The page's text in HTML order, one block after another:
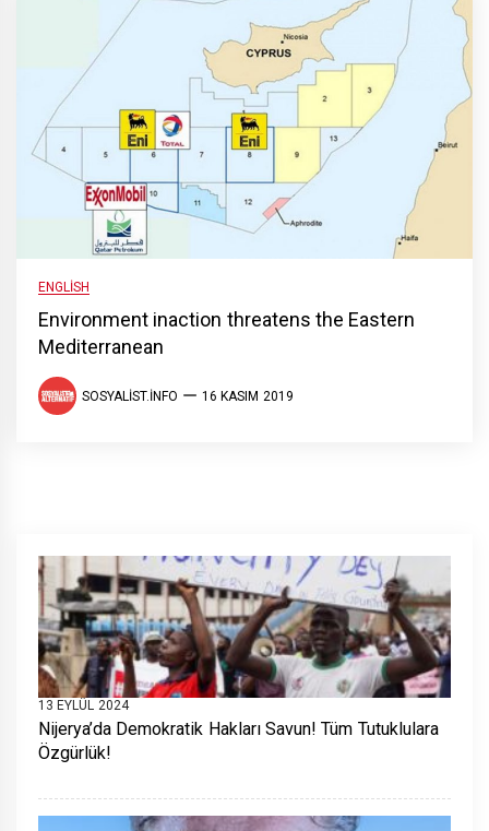
ENGLISH
Environment inaction threatens the Eastern
Mediterranean
SOSYALIST.INFO 16 KASIM 2019
13 EYLÜL 2024
Nijerya’da Demokratik Hakları Savun! Tüm Tutuklulara
Özgürlük!